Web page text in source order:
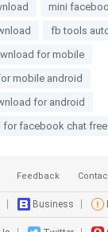
mini
fb tools
for mobile
mobile android
for android
facebook chat free
Feedback
Business